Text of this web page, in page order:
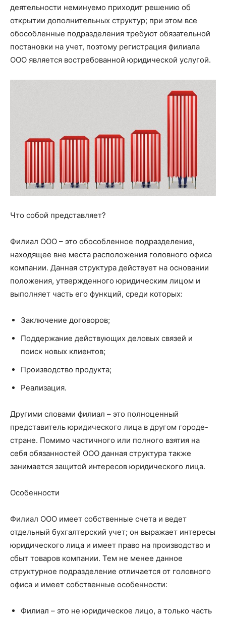
деятельности неминуемо приходит решению об
открытии дополнительных структур; при этом все
обособленные подразделения требуют обязательной
постановки на учет, поэтому регистрация филиала
ООО является востребованной юридической услугой.
Что собой представляет?
Филиал ООО – это обособленное подразделение,
находящее вне места расположения головного офиса
компании. Данная структура действует на основании
положения, утвержденного юридическим лицом и
выполняет часть его функций, среди которых:
Заключение договоров;
Поддержание действующих деловых связей и
поиск новых клиентов;
Производство продукта;
Реализация.
Другими словами филиал – это полноценный
представитель юридического лица в другом городе-
стране. Помимо частичного или полного взятия на
себя обязанностей ООО данная структура также
занимается защитой интересов юридического лица.
Особенности
Филиал ООО имеет собственные счета и ведет
отдельный бухгалтерский учет; он выражает интересы
юридического лица и имеет право на производство и
сбыт товаров компании. Тем не менее данное
структурное подразделение отличается от головного
офиса и имеет собственные особенности:
Филиал – это не юридическое лицо, а только часть